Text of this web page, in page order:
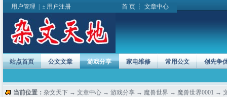
用户管理 用户注册 首 页 ┆ 文章中心
站点首页 公文文章 游戏分享 家电维修 常用公文 创先争
当前位置： 杂文天下 → 文章中心 → 游戏分享 → 魔兽世界 → 魔兽世界0001 →